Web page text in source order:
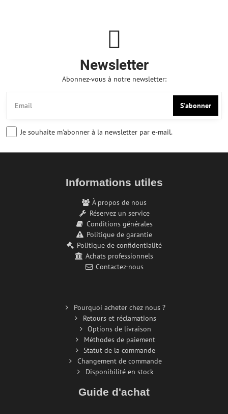
Newsletter
Abonnez-vous à notre newsletter:
S'abonner
Je souhaite m'abonner à la newsletter par e-mail.
Informations utiles
À propos de nous
Réservez un service
Conditions générales
Politique de garantie
Politique de confidentialité
Achats professionnels
Contactez-nous
Pourquoi acheter chez nous ?
Retours et réclamations
Options de livraison
Méthodes de paiement
Statut de la commande
Changement de commande
Disponibilité en stock
Guide d'achat